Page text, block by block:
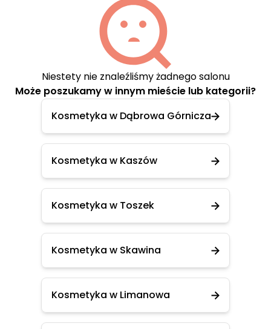
Niestety nie znaleźliśmy żadnego salonu
Może poszukamy w innym mieście lub kategorii?
Kosmetyka w Dąbrowa Górnicza
Kosmetyka w Kaszów
Kosmetyka w Toszek
Kosmetyka w Skawina
Kosmetyka w Limanowa